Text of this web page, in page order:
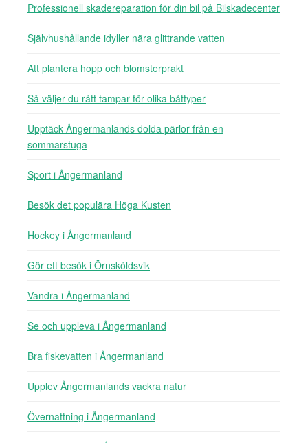
Professionell skadereparation för din bil på Bilskadecenter
Självhushållande idyller nära glittrande vatten
Att plantera hopp och blomsterprakt
Så väljer du rätt tampar för olika båttyper
Upptäck Ångermanlands dolda pärlor från en
sommarstuga
Sport i Ångermanland
Besök det populära Höga Kusten
Hockey i Ångermanland
Gör ett besök i Örnsköldsvik
Vandra i Ångermanland
Se och uppleva i Ångermanland
Bra fiskevatten i Ångermanland
Upplev Ångermanlands vackra natur
Övernattning i Ångermanland